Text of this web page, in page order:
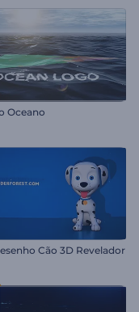
Oceano
Cão 3D Revelador